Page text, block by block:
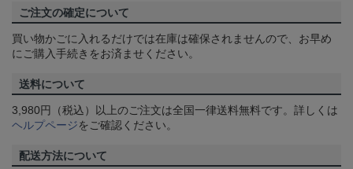
ご注文の確定について
買い物かごに入れるだけでは在庫は確保されませんので、お早め
にご購入手続きをお済ませください。
送料について
3,980円（税込）以上のご注文は全国一律送料無料です。詳しくは
ヘルプページをご確認ください。
配送方法について